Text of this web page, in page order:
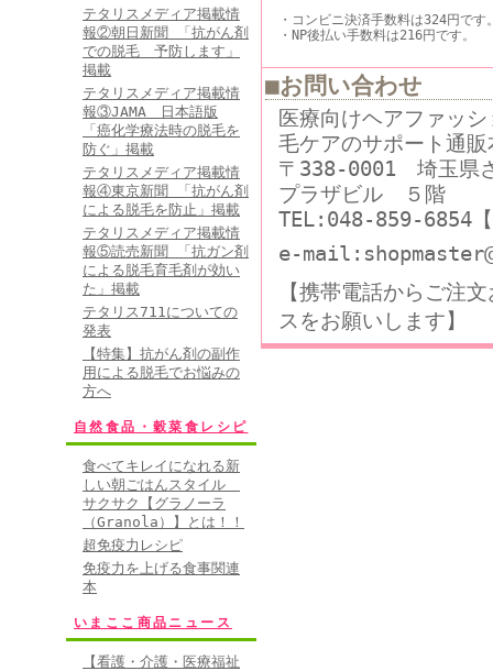
テタリスメディア掲載情
報②朝日新聞 「抗がん剤
での脱毛 予防します」
掲載
テタリスメディア掲載情
報③JAMA 日本語版
「癌化学療法時の脱毛を
防ぐ」掲載
テタリスメディア掲載情
報④東京新聞 「抗がん剤
による脱毛を防止」掲載
テタリスメディア掲載情
報⑤読売新聞 「抗ガン剤
による脱毛育毛剤が効い
た」掲載
テタリス711についての
発表
【特集】抗がん剤の副作
用による脱毛でお悩みの
方へ
自然食品・穀菜食レシピ
食べてキレイになれる新
しい朝ごはんスタイル
サクサク【グラノーラ
（Granola）】とは！！
超免疫力レシピ
免疫力を上げる食事関連
本
いまここ商品ニュース
【看護・介護・医療福祉
・コンビニ決済手数料は324円です
・NP後払い手数料は216円です。
■お問い合わせ
医療向けヘアファッ
毛ケアのサポート通
〒338-0001 埼玉県
プラザビル ５階
TEL:048-859-6854
e-
【携帯電話からご注
スをお願いします】